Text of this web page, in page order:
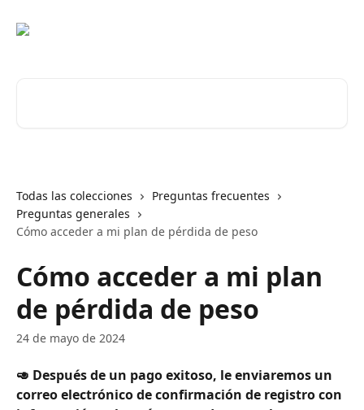
Todas las colecciones
Preguntas frecuentes
Preguntas generales
Cómo acceder a mi plan de pérdida de peso
Cómo acceder a mi plan
de pérdida de peso
24 de mayo de 2024
🥑 Después de un pago exitoso, le enviaremos un
correo electrónico de confirmación de registro con